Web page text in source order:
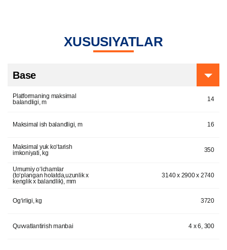
XUSUSIYATLAR
Base
Platformaning maksimal
balandligi, m
14
Maksimal ish balandligi, m 16
Maksimal yuk ko‘tarish
imkoniyati, kg
350
Umumiy o‘lchamlar
(to‘plangan holatda,uzunlik x
kenglik x balandlik), mm
3140 х 2900 х 2740
Og‘irligi, kg 3720
Quvvatlantirish manbai 4 х 6, 300